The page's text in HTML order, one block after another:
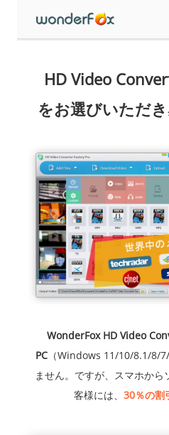
HD Video
をお選びいただ
WonderFox HD Video
PC（Windows 11/10/8.1/8/
ません。ですが、スマホか
客様には、 30％の割